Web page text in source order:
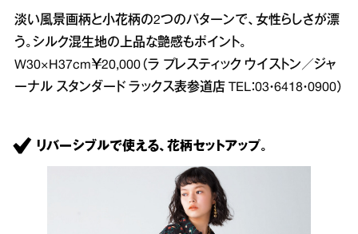
淡い風景画柄と小花柄の2つのパターンで、女性らしさが漂
う。シルク混生地の上品な艶感もポイント。
W30×H37cm￥20,000（ラ プレスティック ウイストン／ジャ
ーナル スタンダード ラックス表参道店 TEL：03・6418・0900）
リバーシブルで使える、花柄セットアップ。